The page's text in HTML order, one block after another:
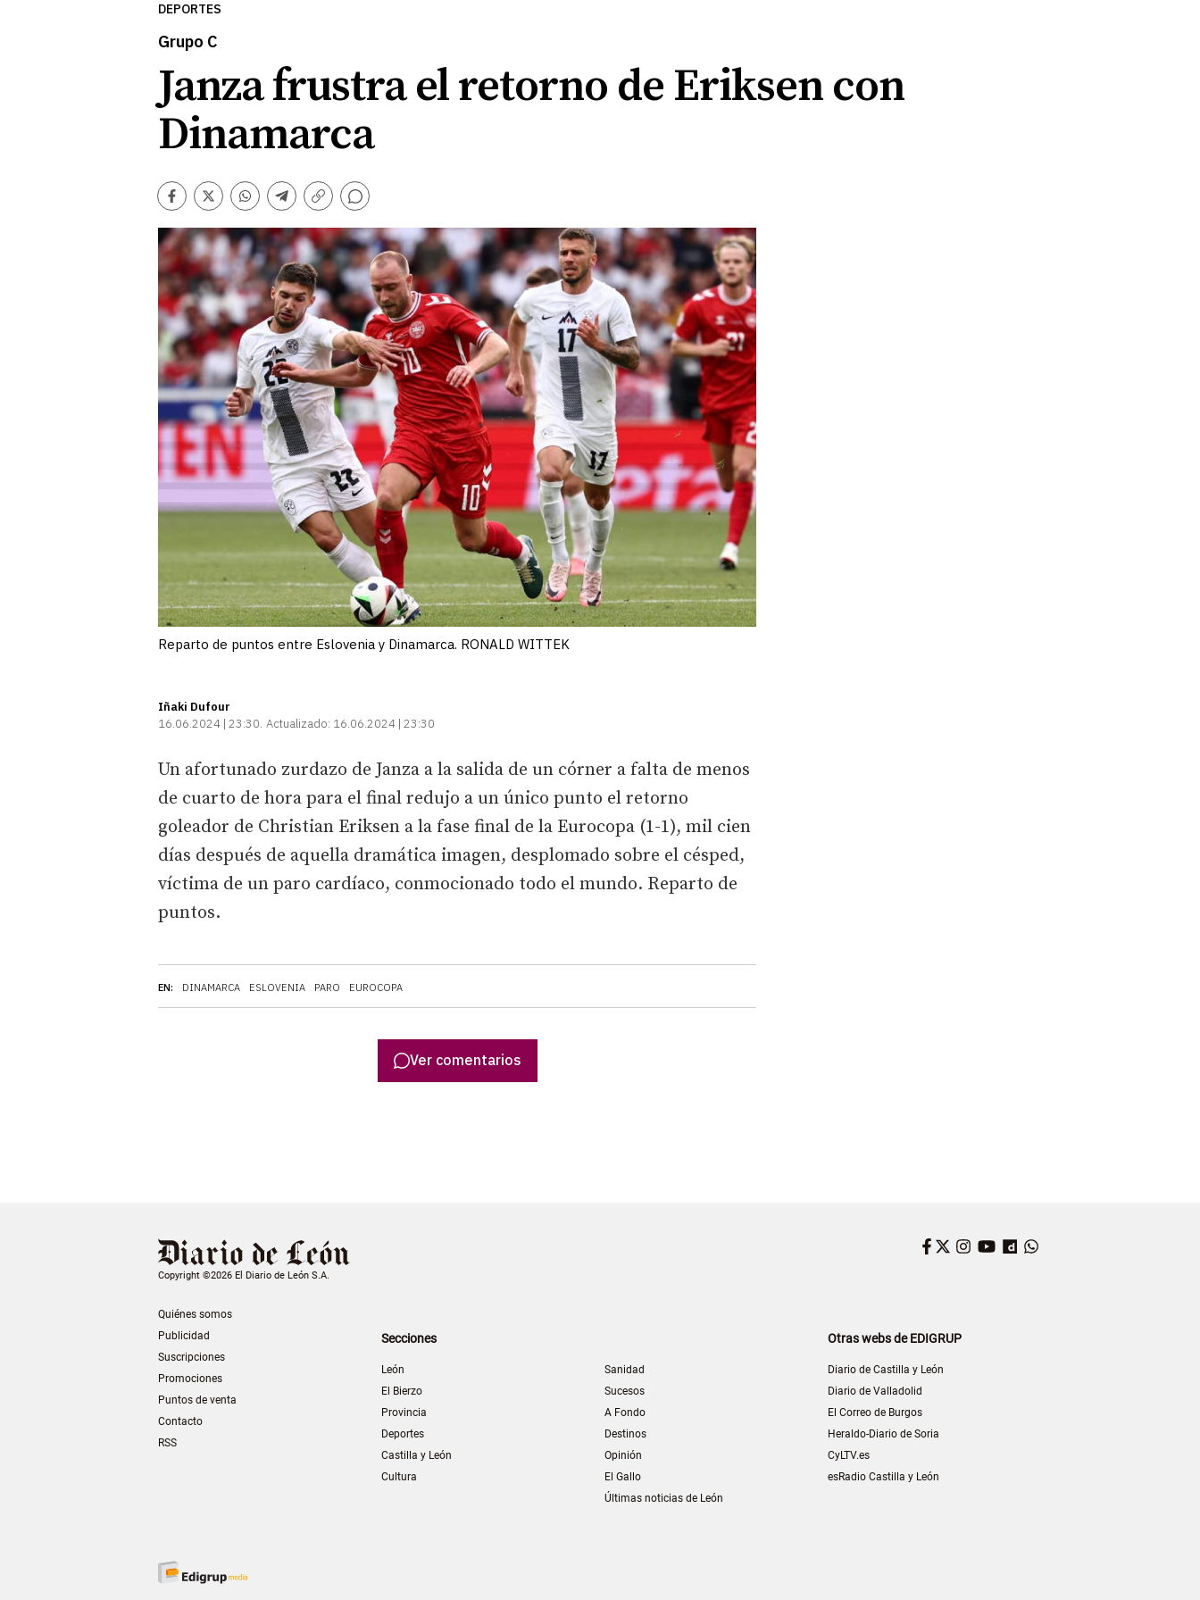
DEPORTES
Grupo C
Janza frustra el retorno de Eriksen con
Dinamarca
Facebook
TwitterWhatsapp
Telegram
Copiar
enlace
Comentarios
Reparto de puntos entre Eslovenia y Dinamarca. RONALD WITTEK
Iñaki Dufour
16.06.2024 | 23:30 Actualizado: 16.06.2024 | 23:30
EN: DINAMARCA ESLOVENIA PARO EUROCOPA
Un afortunado zurdazo de Janza a la salida de un córner a falta de menos
de cuarto de hora para el final redujo a un único punto el retorno
goleador de Christian Eriksen a la fase final de la Eurocopa (1-1), mil cien
días después de aquella dramática imagen, desplomado sobre el césped,
víctima de un paro cardíaco, conmocionado todo el mundo. Reparto de
puntos.
Ver comentarios
Copyright ©2026 El Diario de León S.A.
Quiénes somos
Publicidad
Suscripciones
Promociones
Puntos de venta
Contacto
RSS
Facebook
Twitter
Instagram
YouTube
Dailymotion
Secciones
León
El Bierzo
Provincia
Deportes
Castilla y León
Cultura
Sanidad
Sucesos
A Fondo
Destinos
Opinión
El Gallo
Últimas noticias de León
Otras webs de EDIGRUP
Diario de Castilla y León
Diario de Valladolid
El Correo de Burgos
Heraldo-Diario de Soria
CyLTV.es
esRadio Castilla y León